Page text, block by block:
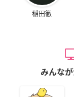
稲田徹
みんな